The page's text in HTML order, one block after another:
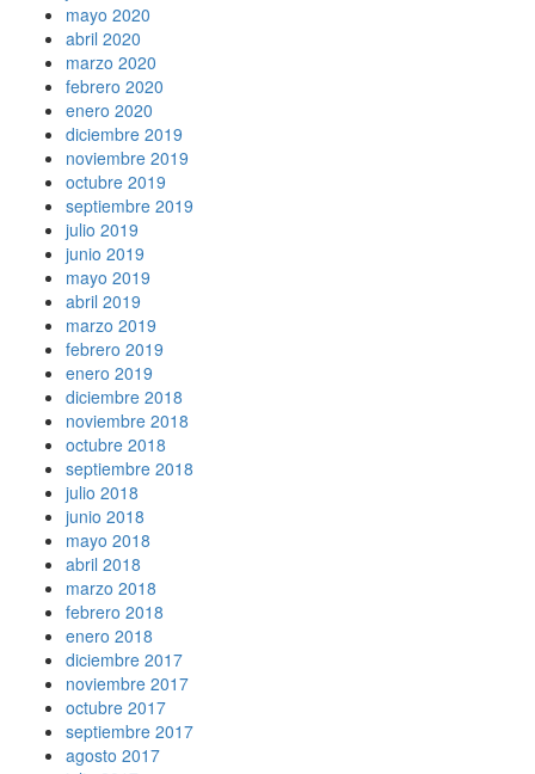
mayo 2020
abril 2020
marzo 2020
febrero 2020
enero 2020
diciembre 2019
noviembre 2019
octubre 2019
septiembre 2019
julio 2019
junio 2019
mayo 2019
abril 2019
marzo 2019
febrero 2019
enero 2019
diciembre 2018
noviembre 2018
octubre 2018
septiembre 2018
julio 2018
junio 2018
mayo 2018
abril 2018
marzo 2018
febrero 2018
enero 2018
diciembre 2017
noviembre 2017
octubre 2017
septiembre 2017
agosto 2017